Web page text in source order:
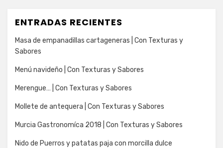
ENTRADAS RECIENTES
Masa de empanadillas cartageneras | Con Texturas y
Sabores
Menú navideño | Con Texturas y Sabores
Merengue… | Con Texturas y Sabores
Mollete de antequera | Con Texturas y Sabores
Murcia Gastronomíca 2018 | Con Texturas y Sabores
Nido de Puerros y patatas paja con morcilla dulce